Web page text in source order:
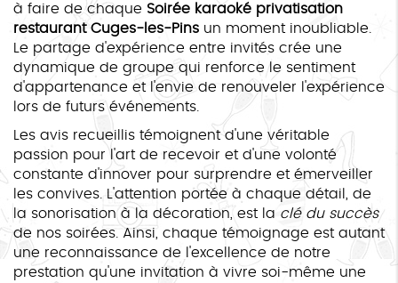
à faire de chaque Soirée karaoké privatisation
restaurant Cuges-les-Pins un moment inoubliable.
Le partage d'expérience entre invités crée une
dynamique de groupe qui renforce le sentiment
d'appartenance et l'envie de renouveler l'expérience
lors de futurs événements.
Les avis recueillis témoignent d'une véritable
passion pour l'art de recevoir et d'une volonté
constante d'innover pour surprendre et émerveiller
les convives. L'attention portée à chaque détail, de
la sonorisation à la décoration, est la clé du succès
de nos soirées. Ainsi, chaque témoignage est autant
une reconnaissance de l'excellence de notre
prestation qu'une invitation à vivre soi-même une